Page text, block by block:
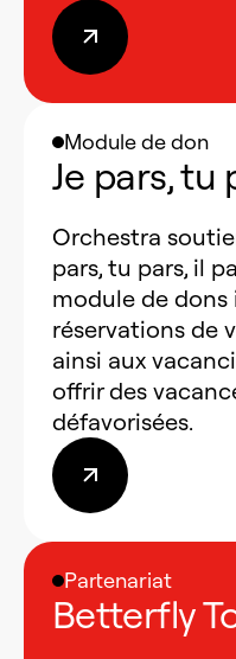
Module de don
Je pars, tu
Orchestra
pars, tu pars, il
module de dons
réservations de
ainsi aux
offrir des
défavorisées.
Partenariat
Betterfly